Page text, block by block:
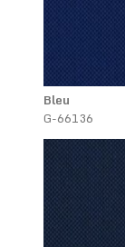
Bleu
G-66136